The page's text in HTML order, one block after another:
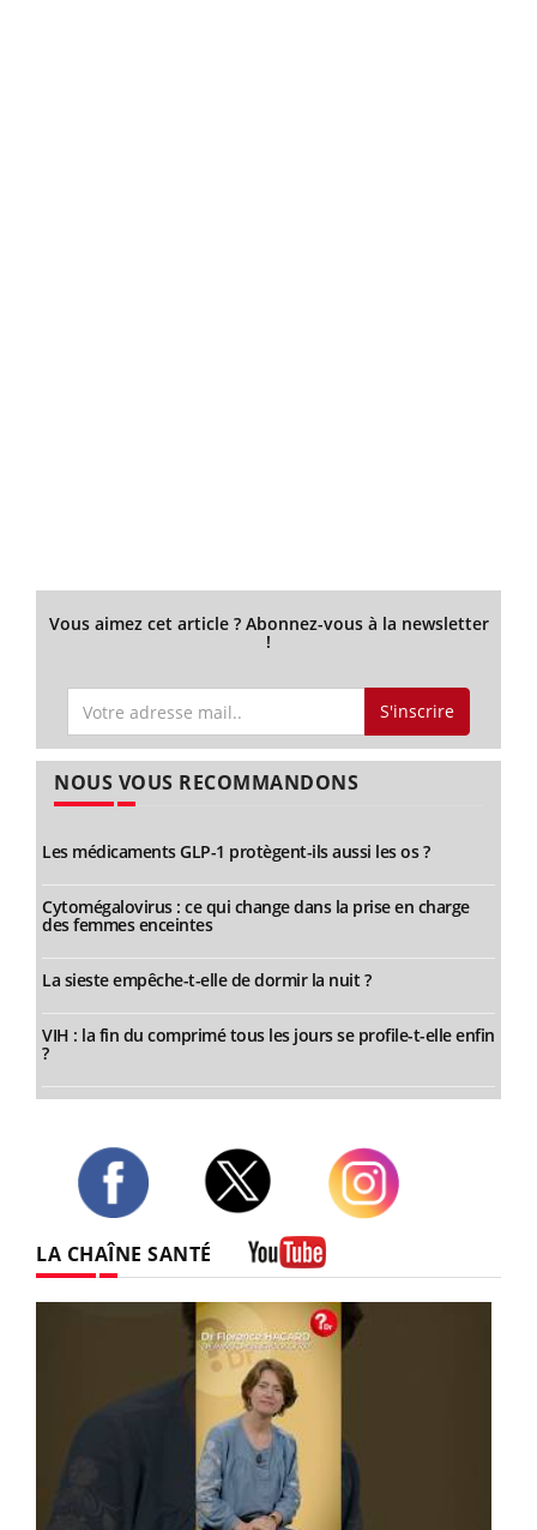
Vous aimez cet article ? Abonnez-vous à la newsletter
!
S'inscrire
NOUS VOUS RECOMMANDONS
Les médicaments GLP-1 protègent-ils aussi les os ?
Cytomégalovirus : ce qui change dans la prise en charge
des femmes enceintes
La sieste empêche-t-elle de dormir la nuit ?
VIH : la fin du comprimé tous les jours se profile-t-elle enfin
?
LA CHAÎNE SANTÉ